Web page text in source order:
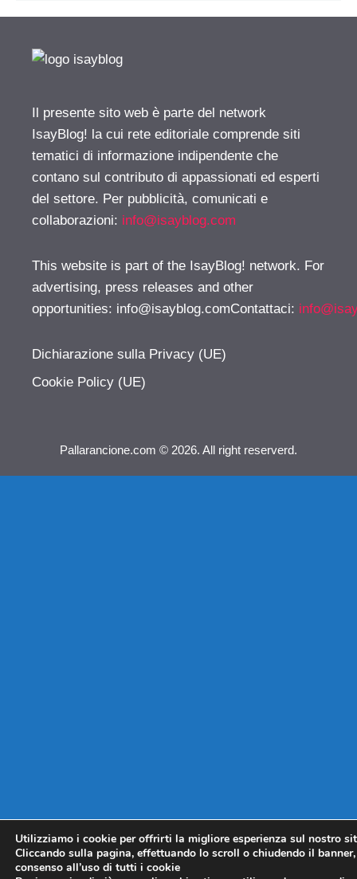
Il presente sito web è parte del network
IsayBlog! la cui rete editoriale comprende siti
tematici di informazione indipendente che
contano sul contributo di appassionati ed esperti
del settore. Per pubblicità, comunicati e
collaborazioni: info@isayblog.com
This website is part of the IsayBlog! network. For
advertising, press releases and other
opportunities: info@isayblog.comContattaci:
Dichiarazione sulla Privacy (UE)
Cookie Policy (UE)
Pallarancione.com © 2026. All right reserverd.
Utilizziamo i cookie per offrirti la migliore esperienza sul nostro
Cliccando sulla pagina, effettuando lo scroll o chiudendo il
consenso all’uso di tutti i cookie